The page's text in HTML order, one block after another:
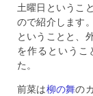
土曜日というこ
ので紹介します
ということと、
を作るというこ
た。
前菜は柳の舞の